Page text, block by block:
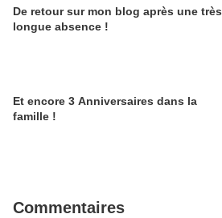
De retour sur mon blog après une très
longue absence !
Et encore 3 Anniversaires dans la
famille !
Commentaires